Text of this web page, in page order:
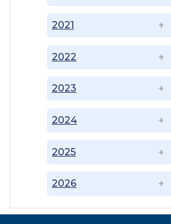
2021
2022
2023
2024
2025
2026